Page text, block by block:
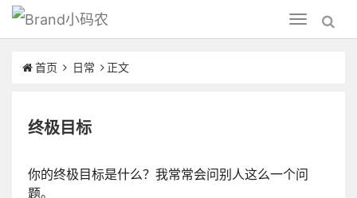
Toggle
navigation
小码农
首页 日常 正文
终极目标
你的终极目标是什么？我常常会问别人这么一个问
题。